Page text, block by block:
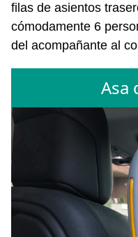
filas de asientos
cómodamente 6
del acompañante al
Asa